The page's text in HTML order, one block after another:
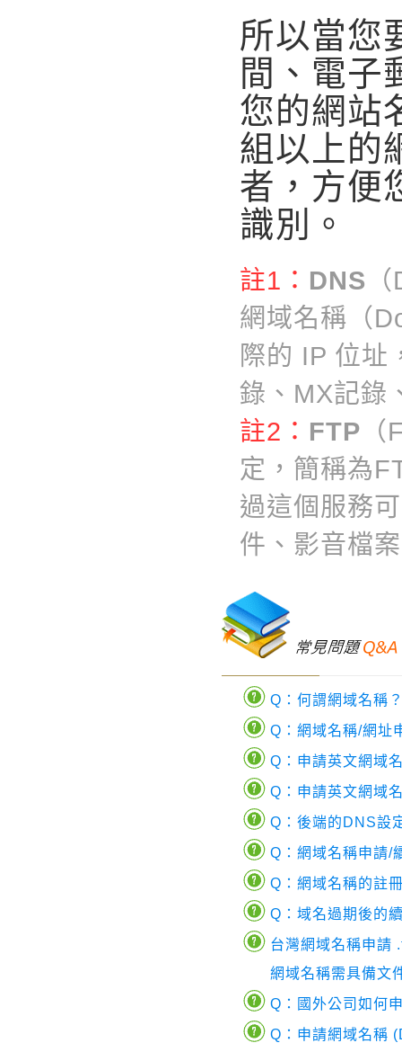
所以當您
間、電子
您的網站
組以上的
者，方便
識別。
註1： DNS
網域名稱（
際的 IP 位址
錄、MX記錄
註2： FTP
定，簡稱為
過這個服務
件、影音檔
Q：何謂網域名稱
Q：網域名稱/網址
Q：申請英文網域
Q：申請英文網域
Q：後端的DNS設
Q：網域名稱申請/
Q：網域名稱的註
Q：域名過期後的
台灣網域名稱申
網域名稱需具備文
Q：國外公司如何
Q：申請網域名稱